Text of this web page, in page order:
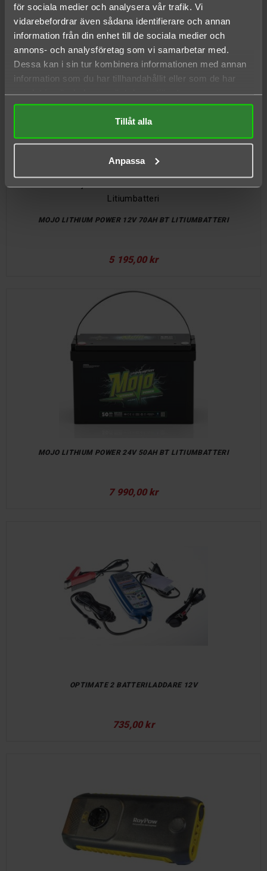
för sociala medier och analysera vår trafik. Vi
vidarebefordrar även sådana identifierare och annan
information från din enhet till de sociala medier och
annons- och analysföretag som vi samarbetar med.
Dessa kan i sin tur kombinera informationen med annan
information som du har tillhandahållit eller som de har
samlat in när du har använt deras tjänster.
Tillåt alla
Anpassa
MOJO LITHIUM POWER 12V 100AH BT LITIUMBATTERI
7 990,00 kr
MOJO LITHIUM POWER 12V 70AH BT LITIUMBATTERI
5 195,00 kr
MOJO LITHIUM POWER 24V 50AH BT LITIUMBATTERI
7 990,00 kr
OPTIMATE 2 BATTERILADDARE 12V
735,00 kr